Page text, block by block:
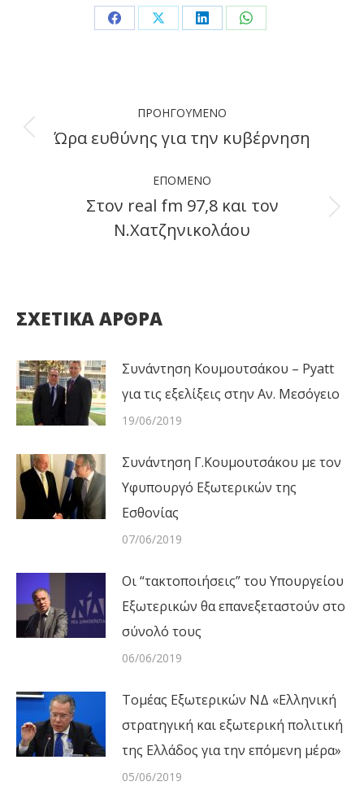
Share Share Share Share
navigation
ΠΡΟΗΓΟΎΜΕΝΟ
Previous
Ώρα ευθύνης για την κυβέρνηση
ΕΠΌΜΕΝΟ
Next
Στον real fm 97,8 και τον
Ν.Χατζηνικολάου
ΣΧΕΤΙΚΑ ΑΡΘΡΑ
Συνάντηση Κουμουτσάκου – Pyatt
για τις εξελίξεις στην Αν. Μεσόγειο
19/06/2019
Συνάντηση Γ.Κουμουτσάκου με τον
Υφυπουργό Εξωτερικών της
Εσθονίας
07/06/2019
Οι “τακτοποιήσεις” του Υπουργείου
Εξωτερικών θα επανεξεταστούν στο
σύνολό τους
06/06/2019
Τομέας Εξωτερικών ΝΔ «Ελληνική
στρατηγική και εξωτερική πολιτική
της Ελλάδος για την επόμενη μέρα»
05/06/2019